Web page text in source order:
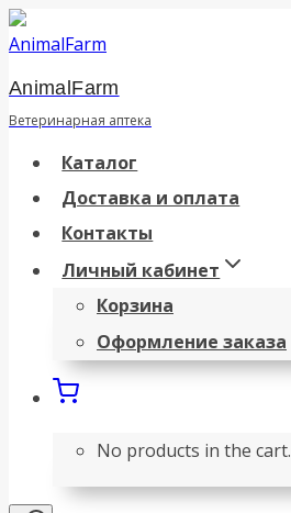
Перейти
к
содержанию
AnimalFarm
Ветеринарная аптека
Каталог
Доставка и оплата
Контакты
Личный кабинет
Корзина
Оформление заказа
No products in the cart.